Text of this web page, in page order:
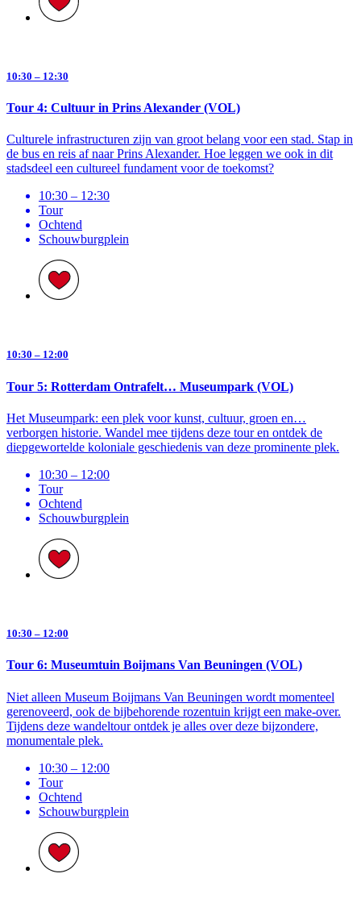
10:30 – 12:30
Tour 4: Cultuur in Prins Alexander (VOL)
Culturele infrastructuren zijn van groot belang voor een stad. Stap in
de bus en reis af naar Prins Alexander. Hoe leggen we ook in dit
stadsdeel een cultureel fundament voor de toekomst?
10:30 – 12:30
Tour
Ochtend
Schouwburg­plein
10:30 – 12:00
Tour 5: Rotterdam Ontrafelt… Museumpark (VOL)
Het Museumpark: een plek voor kunst, cultuur, groen en…
verborgen historie. Wandel mee tijdens deze tour en ontdek de
diepgewortelde koloniale geschiedenis van deze prominente plek.
10:30 – 12:00
Tour
Ochtend
Schouwburg­plein
10:30 – 12:00
Tour 6: Museumtuin Boijmans Van Beuningen (VOL)
Niet alleen Museum Boijmans Van Beuningen wordt momenteel
gerenoveerd, ook de bijbehorende rozentuin krijgt een make-over.
Tijdens deze wandeltour ontdek je alles over deze bijzondere,
monumentale plek.
10:30 – 12:00
Tour
Ochtend
Schouwburg­plein